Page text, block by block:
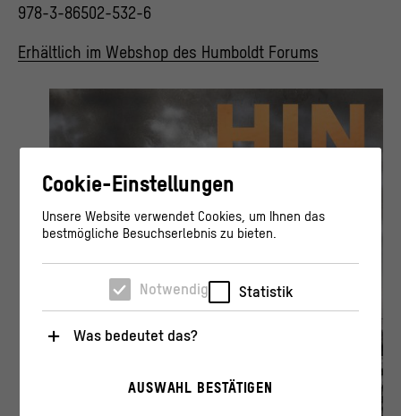
978-3-86502-532-6
Erhältlich im Webshop des Humboldt Forums
Cookie-Einstellungen
Unsere Website verwendet Cookies, um Ihnen das
bestmögliche Besuchserlebnis zu bieten.
Notwendig Statistik
Was bedeutet das?
Diese Cookies sind für den Betrieb der Webseite
AUSWAHL BESTÄTIGEN